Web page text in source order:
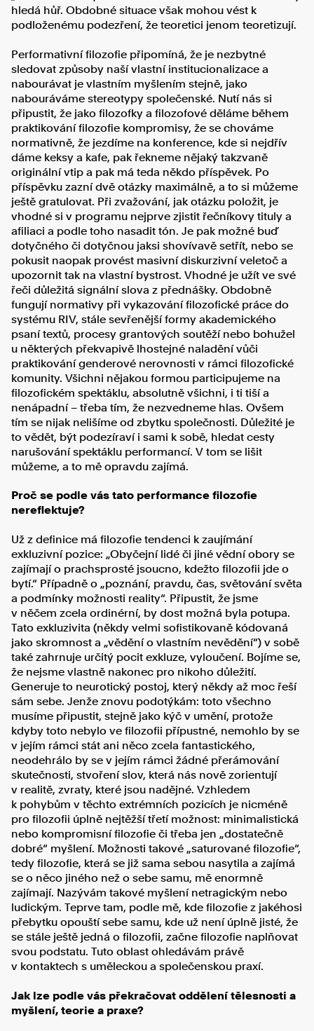
hledá hůř. Obdobné situace však mohou vést k
podloženému podezření, že teoretici jenom teoretizují.
Performativní filozofie připomíná, že je nezbytné
sledovat způsoby naší vlastní institucionalizace a
nabourávat je vlastním myšlením stejně, jako
nabouráváme stereotypy společenské. Nutí nás si
připustit, že jako filozofky a filozofové děláme během
praktikování filozofie kompromisy, že se chováme
normativně, že jezdíme na konference, kde si nejdřív
dáme keksy a kafe, pak řekneme nějaký takzvaně
originální vtip a pak má teda někdo příspěvek. Po
příspěvku zazní dvě otázky maximálně, a to si můžeme
ještě gratulovat. Při zvažování, jak otázku položit, je
vhodné si v programu nejprve zjistit řečníkovy tituly a
afiliaci a podle toho nasadit tón. Je pak možné buď
dotyčného či dotyčnou jaksi shovívavě setřít, nebo se
pokusit naopak provést masivní diskurzivní veletoč a
upozornit tak na vlastní bystrost. Vhodné je užít ve své
řeči důležitá signální slova z přednášky. Obdobně
fungují normativy při vykazování filozofické práce do
systému RIV, stále sevřenější formy akademického
psaní textů, procesy grantových soutěží nebo bohužel
u některých překvapivě lhostejné naladění vůči
praktikování genderové nerovnosti v rámci filozofické
komunity. Všichni nějakou formou participujeme na
filozofickém spektáklu, absolutně všichni, i ti tiší a
nenápadní – třeba tím, že nezvedneme hlas. Ovšem
tím se nijak nelišíme od zbytku společnosti. Důležité je
to vědět, být podezíraví i sami k sobě, hledat cesty
narušování spektáklu performancí. V tom se lišit
můžeme, a to mě opravdu zajímá.
Proč se podle vás tato performance filozofie
nereflektuje?
Už z definice má filozofie tendenci k zaujímání
exkluzivní pozice: „Obyčejní lidé či jiné vědní obory se
zajímají o prachsprosté jsoucno, kdežto filozofii jde o
bytí.“ Případně o „poznání, pravdu, čas, světování světa
a podmínky možnosti reality“. Připustit, že jsme
v něčem zcela ordinérní, by dost možná byla potupa.
Tato exkluzivita (někdy velmi sofistikovaně kódovaná
jako skromnost a „vědění o vlastním nevědění“) v sobě
také zahrnuje určitý pocit exkluze, vyloučení. Bojíme se,
že nejsme vlastně nakonec pro nikoho důležití.
Generuje to neurotický postoj, který někdy až moc řeší
sám sebe. Jenže znovu podotýkám: toto všechno
musíme připustit, stejně jako kýč v umění, protože
kdyby toto nebylo ve filozofii přípustné, nemohlo by se
v jejím rámci stát ani něco zcela fantastického,
neodehrálo by se v jejím rámci žádné přerámování
skutečnosti, stvoření slov, která nás nově zorientují
v realitě, zvraty, které jsou nadějné. Vzhledem
k pohybům v těchto extrémních pozicích je nicméně
pro filozofii úplně nejtěžší třetí možnost: minimalistická
nebo kompromisní filozofie či třeba jen „dostatečně
dobré“ myšlení. Možnosti takové „saturované filozofie“,
tedy filozofie, která se již sama sebou nasytila a zajímá
se o něco jiného než o sebe samu, mě enormně
zajímají. Nazývám takové myšlení netragickým nebo
ludickým. Teprve tam, podle mě, kde filozofie z jakéhosi
přebytku opouští sebe samu, kde už není úplně jisté, že
se stále ještě jedná o filozofii, začne filozofie naplňovat
svou podstatu. Tuto oblast ohledávám právě
v kontaktech s uměleckou a společenskou praxí.
Jak lze podle vás překračovat oddělení tělesnosti a
myšlení, teorie a praxe?